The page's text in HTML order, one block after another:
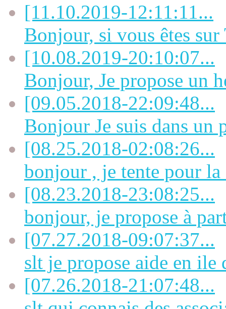
[11.10.2019-12:11:11...
Bonjour, si vous êtes sur
[10.08.2019-20:10:07...
Bonjour, Je propose un
[09.05.2018-22:09:48...
Bonjour Je suis dans un
[08.25.2018-02:08:26...
bonjour , je tente pour la
[08.23.2018-23:08:25...
bonjour, je propose à
[07.27.2018-09:07:37...
slt je propose aide en ile
[07.26.2018-21:07:48...